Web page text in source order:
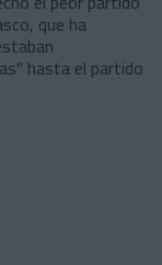
que ha
hasta el partido